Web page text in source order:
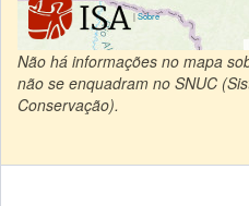
|Sobre
Não há informações no mapa
não se enquadram no SNUC
Conservação).